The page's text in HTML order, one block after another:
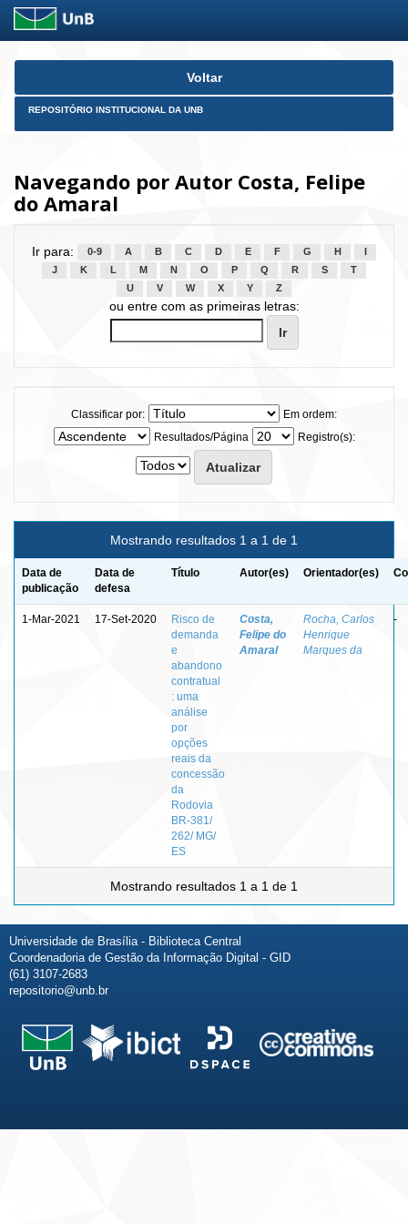
Skip
Voltar
REPOSITÓRIO INSTITUCIONAL DA UNB
Navegando por Autor Costa, Felipe
do Amaral
Ir para: 0-9 A B C D E F G H
J
K L M N O P Q R S
T
U
V W X Y Z
ou entre com as primeiras letras:
Classificar por:
Em ordem:
Resultados/Página
Registro(s):
Mostrando resultados 1 a 1 de 1
Data de
publicação
Data de
defesa
Título Autor(es) Orientador(es)
1-Mar-2021 17-Set-2020
Risco de
demanda
e
abandono
contratual
: uma
análise
por
opções
reais da
concessão
da
Rodovia
BR-381/
262/ MG/
ES
Costa,
Felipe do
Amaral
Rocha, Carlos
Henrique
Marques da
-
Mostrando resultados 1 a 1 de 1
Universidade de Brasília - Biblioteca Central
Coordenadoria de Gestão da Informação Digital - GID
(61) 3107-2683
repositorio@unb.br